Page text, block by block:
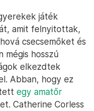
játék
amit felnyitottak,
csecsemőket és
hosszú
elkezdtek
Abban, hogy ez
egy amatőr
Catherine Corless